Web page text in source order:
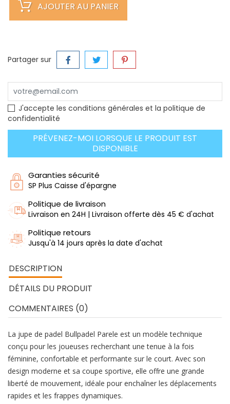
AJOUTER AU PANIER
Partager sur
J'accepte les conditions générales et la politique de
confidentialité
PRÉVENEZ-MOI LORSQUE LE PRODUIT EST
DISPONIBLE
Garanties sécurité
SP Plus Caisse d'épargne
Politique de livraison
Livraison en 24H | Livraison offerte dès 45 € d'achat
Politique retours
Jusqu'à 14 jours après la date d'achat
DESCRIPTION
DÉTAILS DU PRODUIT
COMMENTAIRES (0)
La jupe de padel Bullpadel Parele est un modèle technique
conçu pour les joueuses recherchant une tenue à la fois
féminine, confortable et performante sur le court. Avec son
design moderne et sa coupe sportive, elle offre une grande
liberté de mouvement, idéale pour enchaîner les déplacements
rapides et les frappes dynamiques.